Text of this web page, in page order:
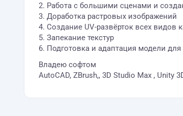
2. Работа с большими сценами и
3. Доработка растровых изображений
4. Создание UV-развёрток всех видов
5. Запекание текстур
6. Подготовка и адаптация модели для
Владею софтом
AutoCAD, ZBrush,, 3D Studio Max , Unity